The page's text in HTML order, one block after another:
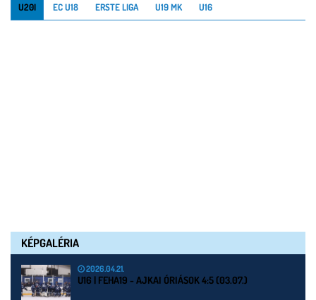
U20I EC U18 ERSTE LIGA U19 MK U16
KÉPGALÉRIA
2026.04.21.
U16 | FEHA19 - AJKAI ÓRIÁSOK 4:5 (03.07.)